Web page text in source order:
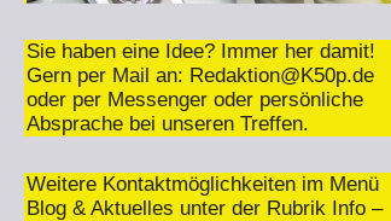
Sie haben eine Idee? Immer her damit!
Gern per Mail an: Redaktion@K50p.de
oder per Messenger oder persönliche
Absprache bei unseren Treffen.
Weitere Kontaktmöglichkeiten im Menü
Blog & Aktuelles unter der Rubrik Info –